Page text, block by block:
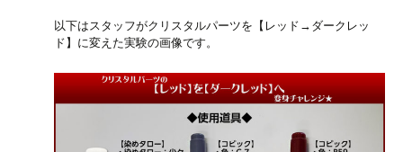
以下はスタッフがクリスタルパーツを【レッド→ダークレッ
ド】に変えた実験の画像です。